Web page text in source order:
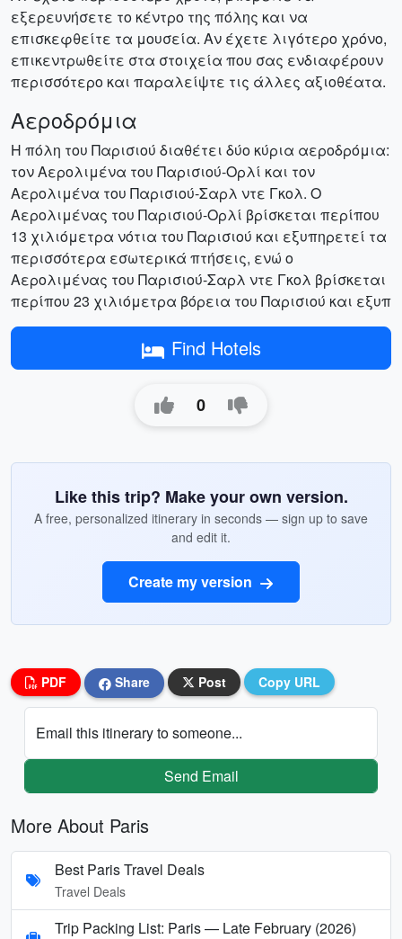
εξερευνήσετε το κέντρο της πόλης και να
επισκεφθείτε τα μουσεία. Αν έχετε λιγότερο χρόνο,
επικεντρωθείτε στα στοιχεία που σας ενδιαφέρουν
περισσότερο και παραλείψτε τις άλλες αξιοθέατα.
Αεροδρόμια
Η πόλη του Παρισιού διαθέτει δύο κύρια αεροδρόμια:
τον Αερολιμένα του Παρισιού-Ορλί και τον
Αερολιμένα του Παρισιού-Σαρλ ντε Γκολ. Ο
Αερολιμένας του Παρισιού-Ορλί βρίσκεται περίπου
13 χιλιόμετρα νότια του Παρισιού και εξυπηρετεί τα
περισσότερα εσωτερικά πτήσεις, ενώ ο
Αερολιμένας του Παρισιού-Σαρλ ντε Γκολ βρίσκεται
περίπου 23 χιλιόμετρα βόρεια του Παρισιού και εξυπ
Find Hotels
0
Like this trip? Make your own version.
A free, personalized itinerary in seconds — sign up to save
and edit it.
Create my version
PDF Share Post Copy URL
Email this itinerary to someone...
Send Email
More About Paris
Best Paris Travel Deals
Travel Deals
Trip Packing List: Paris — Late February (2026)